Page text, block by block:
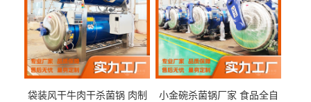
袋装风干牛肉干杀菌锅 肉制
小金碗杀菌锅厂家 食品全自